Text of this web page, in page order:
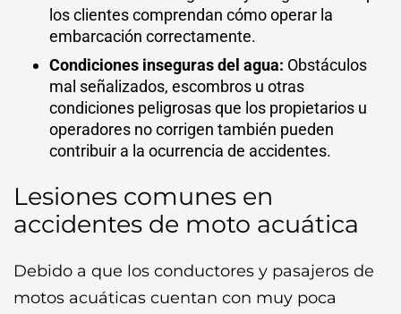
los clientes comprendan cómo operar la
embarcación correctamente.
Condiciones inseguras del agua: Obstáculos
mal señalizados, escombros u otras
condiciones peligrosas que los propietarios u
operadores no corrigen también pueden
contribuir a la ocurrencia de accidentes.
Lesiones comunes en
accidentes de moto acuática
Debido a que los conductores y pasajeros de
motos acuáticas cuentan con muy poca